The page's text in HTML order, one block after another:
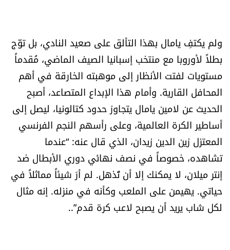
فيديو
من نحن
للتواصل معنا
شروط الاستخدام
شروط الإشتراك
Digital solutions by
ولم يكتفِ يامال بهذا التألق على صعيد النادي، بل توّج
بطلاً لأوروبا مع منتخب إسبانيا الصيف الماضي، مُقدماً
مستويات لفتت الأنظار إلى موهبته الخارقة في أهم
المحافل القارية. وأمام هذا الإبداع المتصاعد، أصبح
الحديث عن لامين يامال يتجاوز حدود كتالونيا، ليصل إلى
أساطير الكرة العالمية، وعلى رأسهم النجم الفرنسي
المعتزل زين الدين زيدان، الذي قال عنه: “عندما
تشاهده، خصوصاً في نصف نهائي دوري الأبطال ضد
إنتر ميلان، لا يمكنك إلا أن تُذهل. لم أرَ شيئاً مماثلاً في
حياتي. يهيمن على الملعب وكأنه في منزله. إنه مثال
لكل شاب يريد أن يصبح لاعب كرة قدم”..